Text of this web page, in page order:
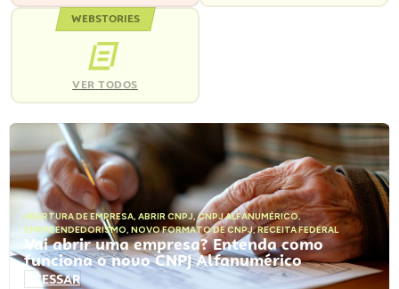
WEBSTORIES
VER TODOS
ABERTURA DE EMPRESA, ABRIR CNPJ,CNPJ ALFANUMÉRICO,
EMPREENDEDORISMO, NOVO FORMATO DE CNPJ,RECEITA FEDERAL
Vai abrir uma empresa? Entenda como
funciona o novo CNPJ Alfanumérico
ACESSAR